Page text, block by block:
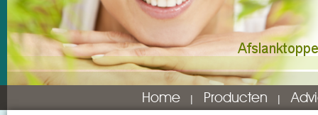
Home Producten